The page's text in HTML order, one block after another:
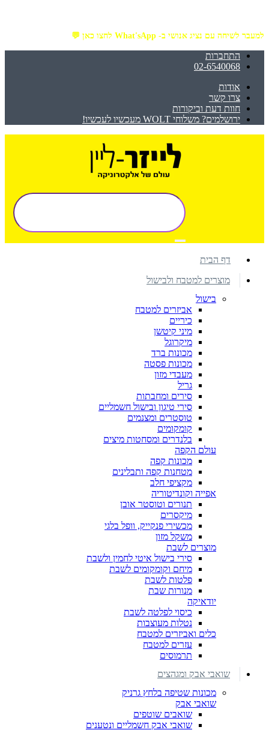
למעבר לשיחה עם נציג אנושי ב- What'sApp לחצו כאן 💬
התחברות
02-6540068
אודות
צרו קשר
חוות דעת וביקורות
ירושלמים? משלוחי WOLT מעכשיו לעכשיו!
דף הבית
מוצרים למטבח ולבישול
בישול
אביזרים למטבח
כיריים
מיני קיטשן
מיקרוגל
מכונות ברד
מכונות פסטה
מעבדי מזון
גריל
סירים ומחבתות
סירי טיגון ובישול חשמליים
טוסטרים ומצנמים
קומקומים
בלנדרים ומסחטות מיצים
עולם הקפה
מכונות קפה
מטחנות קפה ותבלינים
מקציפי חלב
אפייה וקונדיטוריה
תנורים וטוסטר אובן
מיקסרים
מכשירי פנקייק, וופל בלגי
משקל מזון
מוצרים לשבת
סירי בישול איטי לחמין ולשבת
מיחם וקומקומים לשבת
פלטות לשבת
מנורות שבת
יודאיקה
כיסוי לפלטה לשבת
נטלות מעוצבות
כלים ואביזרים למטבח
עזרים למטבח
תרמוסים
שואבי אבק ומגהצים
מכונות שטיפה בלחץ גרניק
שואבי אבק
שואבים שוטפים
שואבי אבק חשמליים ונטענים